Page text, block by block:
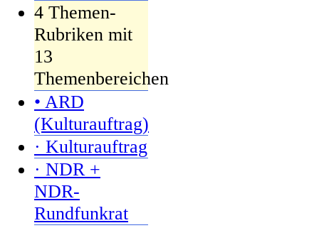
4 Themen-
Rubriken mit
13
Themenbereichen
• ARD
(Kulturauftrag)
· Kulturauftrag
· NDR +
NDR-
Rundfunkrat